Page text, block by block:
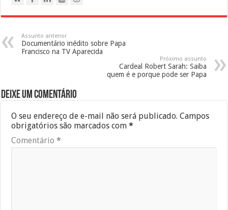
Assunto anterior
Documentário inédito sobre Papa
Francisco na TV Aparecida
Próximo assunto
Cardeal Robert Sarah: Saiba
quem é e porque pode ser Papa
Deixe um comentário
O seu endereço de e-mail não será publicado. Campos
obrigatórios são marcados com*
Comentário*